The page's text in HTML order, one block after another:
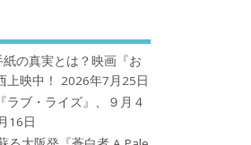
の真実とは？映画『お
映中！
2026年7月25日
ラブ・ライズ』、９月４
16日